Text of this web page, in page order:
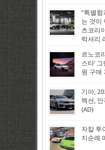
“특별
는 것이
츠코리
럭셔리
르노코
스타’
원 구매
기아,
렉션,
(AD)
자칼 투
지순례